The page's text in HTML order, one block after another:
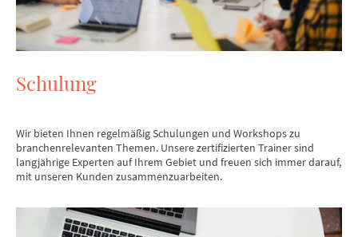
Schulung
Wir bieten Ihnen regelmäßig Schulungen und Workshops zu
branchenrelevanten Themen. Unsere zertifizierten Trainer sind
langjährige Experten auf Ihrem Gebiet und freuen sich immer darauf,
mit unseren Kunden zusammenzuarbeiten.